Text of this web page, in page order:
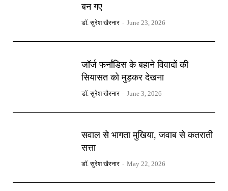
बन गए
डॉ. सुरेश खैरनार - June 23, 2026
जॉर्ज फर्नांडिस के बहाने विवादों की
सियासत को मुड़कर देखना
डॉ. सुरेश खैरनार - June 3, 2026
सवाल से भागता मुखिया, जवाब से कतराती
सत्ता
डॉ. सुरेश खैरनार - May 22, 2026